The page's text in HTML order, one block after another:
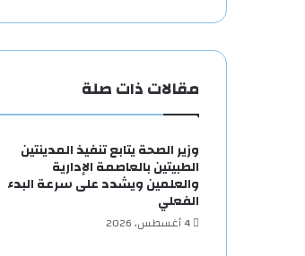
مقالات ذات صلة
وزير الصحة يتابع تنفيذ المدينتين
الطبيتين بالعاصمة الإدارية
والعلمين ويشدد على سرعة البدء
الفعلي
4 أغسطس، 2026